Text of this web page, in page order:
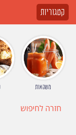
קטגוריות
משקאות
חזרה לחיפוש